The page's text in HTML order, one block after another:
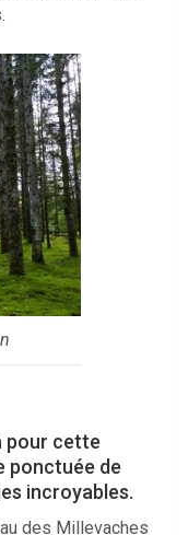
pour cette
ponctuée de
incroyables.
des Millevaches